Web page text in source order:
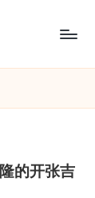
的开张吉